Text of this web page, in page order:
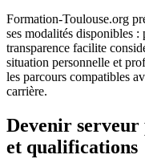
Formation-Toulouse.org
ses modalités disponibles :
transparence facilite
situation personnelle et
les parcours compatibles
carrière.
Devenir serveur
et qualifications